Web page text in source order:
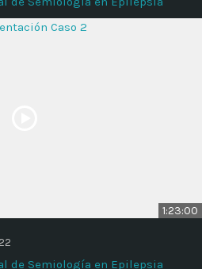
1:23:00
de Semiología en Epilepsia